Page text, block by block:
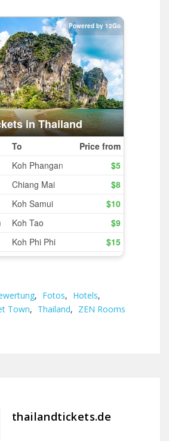
, Fotos, Hotels,
Town, Thailand, ZEN Rooms
thailandtickets.de